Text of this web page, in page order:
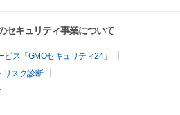
セキュリティ事業について
ス「GMOセキュリティ24」
リスク診断